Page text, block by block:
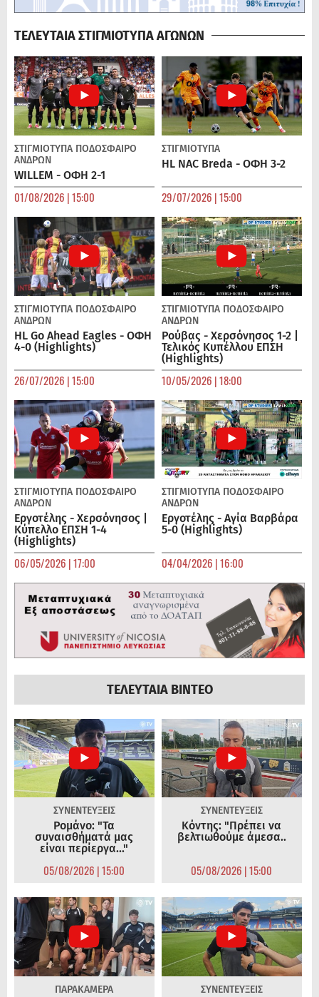
ΤΕΛΕΥΤΑΙΑ ΣΤΙΓΜΙΟΤΥΠΑ ΑΓΩΝΩΝ
ΣΤΙΓΜΙΟΤΥΠΑ ΠΟΔΌΣΦΑΙΡΟ
ΑΝΔΡΏΝ
WILLEM - ΟΦΗ 2-1
01/08/2026 | 15:00
ΣΤΙΓΜΙΟΤΥΠΑ
HL NAC Breda - ΟΦΗ 3-2
29/07/2026 | 15:00
ΣΤΙΓΜΙΟΤΥΠΑ ΠΟΔΌΣΦΑΙΡΟ
ΑΝΔΡΏΝ
HL Go Ahead Eagles - ΟΦΗ
4-0 (Highlights)
26/07/2026 | 15:00
ΣΤΙΓΜΙΟΤΥΠΑ ΠΟΔΌΣΦΑΙΡΟ
ΑΝΔΡΏΝ
Ρούβας - Χερσόνησος 1-2 |
Τελικός Κυπέλλου ΕΠΣΗ
(Highlights)
10/05/2026 | 18:00
ΣΤΙΓΜΙΟΤΥΠΑ ΠΟΔΌΣΦΑΙΡΟ
ΑΝΔΡΏΝ
Εργοτέλης - Χερσόνησος |
Κύπελλο ΕΠΣΗ 1-4
(Highlights)
06/05/2026 | 17:00
ΣΤΙΓΜΙΟΤΥΠΑ ΠΟΔΌΣΦΑΙΡΟ
ΑΝΔΡΏΝ
Εργοτέλης - Αγία Βαρβάρα
5-0 (Highlights)
04/04/2026 | 16:00
ΤΕΛΕΥΤΑΙΑ ΒΙΝΤΕΟ
ΣΥΝΕΝΤΕΥΞΕΙΣ
Ρομάνο: "Τα
συναισθήματά μας
είναι περίεργα..."
05/08/2026 | 15:00
ΣΥΝΕΝΤΕΥΞΕΙΣ
Κόντης: "Πρέπει να
βελτιωθούμε άμεσα..
05/08/2026 | 15:00
ΠΑΡΑΚΑΜΕΡΑ ΣΥΝΕΝΤΕΥΞΕΙΣ